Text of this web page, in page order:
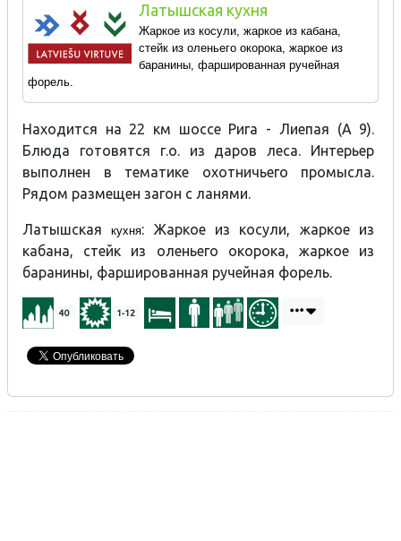
Латышская кухня
Жаркое из косули, жаркое из кабана,
стейк из оленьего окорока, жаркое из
баранины, фаршированная ручейная
форель.
Находится на 22 км шоссе Рига - Лиепая (A 9).
Блюда готовятся г.о. из даров леса. Интерьер
выполнен в тематике охотничьего промысла.
Рядом размещен загон с ланями.
Латышскаякухня: Жаркое из косули, жаркое из
кабана, стейк из оленьего окорока, жаркое из
баранины, фаршированная ручейная форель.
40 1-12